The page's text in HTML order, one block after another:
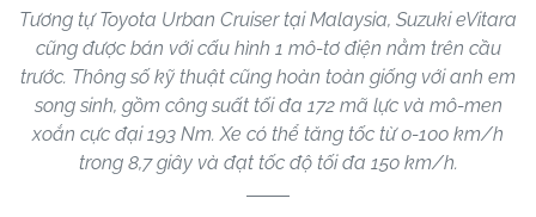
Tương tự Toyota Urban Cruiser tại Malaysia, Suzuki eVitara
cũng được bán với cấu hình 1 mô-tơ điện nằm trên cầu
trước. Thông số kỹ thuật cũng hoàn toàn giống với anh em
song sinh, gồm công suất tối đa 172 mã lực và mô-men
xoắn cực đại 193 Nm. Xe có thể tăng tốc từ 0-100 km/h
trong 8,7 giây và đạt tốc độ tối đa 150 km/h.